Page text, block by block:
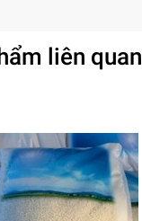
liên quan